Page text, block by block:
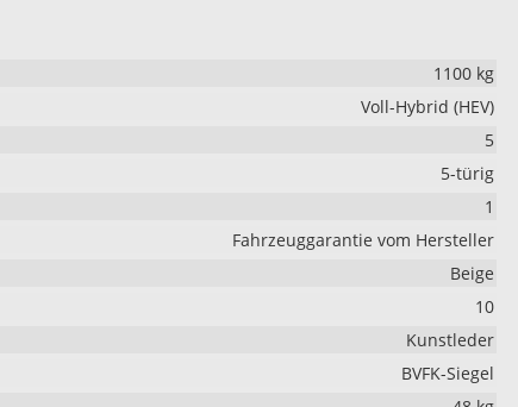
1100 kg
Voll-Hybrid (HEV)
5
5-türig
1
Fahrzeuggarantie vom Hersteller
Beige
10
Kunstleder
BVFK-Siegel